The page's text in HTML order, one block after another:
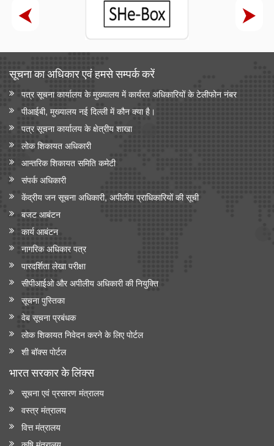
सूचना का अधिकार एवं हमसे सम्‍पर्क करें
पत्र सूचना कार्यालय के मुख्यालय में कार्यरत अधिकारियों के टेलीफोन नंबर
पीआईबी, मुख्यालय नई दिल्ली में कौन क्या है।
पत्र सूचना कार्यालय के क्षेत्रीय शाखा
लोक शिकायत अधिकारी
आन्‍तरिक शिकायत समिति कमेटी
संपर्क अधिकारी
केंद्रीय जन सूचना अधिकारी, अपीलीय प्राधिकारियों की सूची
बजट आबंटन
कार्य आबंटन
नागरिक अधिकार पत्र
पारदर्शिता लेखा परीक्षा
सीपीआईओ और अपी‍लीय अधिकारी की नियुक्ति
सूचना पुस्तिका
वेब सूचना प्रबंधक
लोक शिकायत निवेदन करने के लिए पोर्टल
शी बॉक्स पोर्टल
भारत सरकार के लिंक्‍स
सूचना एवं प्रसारण मंत्रालय
वस्त्र मंत्रालय
वित्त मंत्रालय